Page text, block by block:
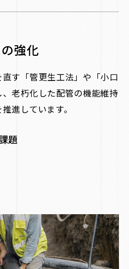
強化
す「管更生工法」や「小口
老朽化した配管の機能維持
進しています。
題